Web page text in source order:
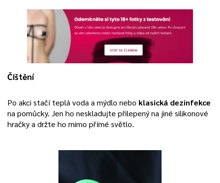
Čištění
Po akci stačí teplá voda a mýdlo nebo klasická dezinfekce
na pomůcky. Jen ho neskladujte přilepený na jiné silikonové
hračky a držte ho mimo přímé světlo.